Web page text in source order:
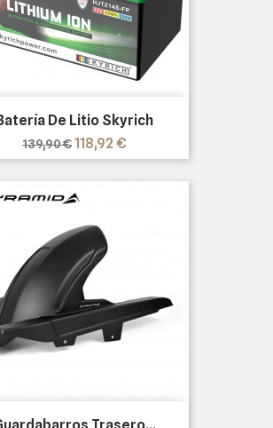
De Litio Skyrich
Precio
base
139,90 €Precio
118,92 €
Trasero...